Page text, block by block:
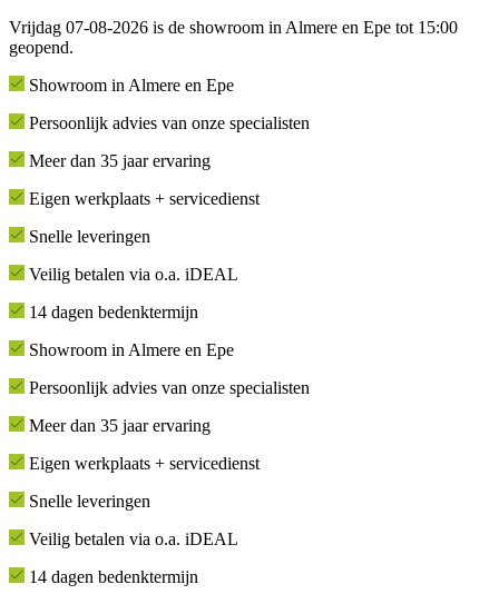
Vrijdag 07-08-2026 is de showroom in Almere en Epe tot 15:00
geopend.
Showroom in Almere en Epe
Persoonlijk advies van onze specialisten
Meer dan 35 jaar ervaring
Eigen werkplaats + servicedienst
Snelle leveringen
Veilig betalen via o.a. iDEAL
14 dagen bedenktermijn
Showroom in Almere en Epe
Persoonlijk advies van onze specialisten
Meer dan 35 jaar ervaring
Eigen werkplaats + servicedienst
Snelle leveringen
Veilig betalen via o.a. iDEAL
14 dagen bedenktermijn